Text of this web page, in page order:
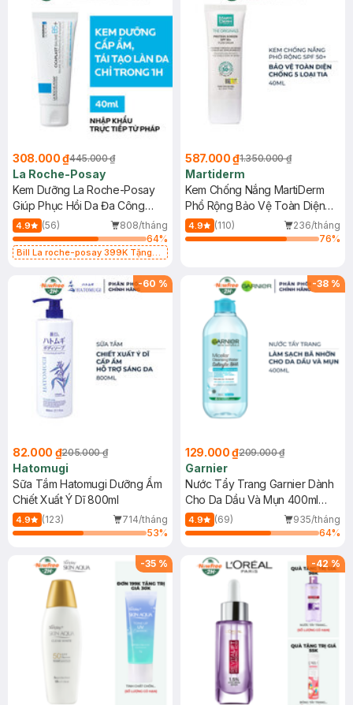
308.000 ₫445.000 ₫
La Roche-Posay
Kem Dưỡng La Roche-Posay
Giúp Phục Hồi Da Đa Công
Dụng 40ml
4.9 (56)
808/tháng
64%
Bill La roche-posay 399K Tặng
(SL có hạn)
587.000 ₫1.350.000 ₫
Martiderm
Kem Chống Nắng MartiDerm
Phổ Rộng Bảo Vệ Toàn Diện
40ml
4.9 (110)
236/tháng
76%
-60 %
82.000 ₫205.000 ₫
Hatomugi
Sữa Tắm Hatomugi Dưỡng Ẩm
Chiết Xuất Ý Dĩ 800ml
4.9 (123)
714/tháng
53%
-38 %
129.000 ₫209.000 ₫
Garnier
Nước Tẩy Trang Garnier Dành
Cho Da Dầu Và Mụn 400ml
(Mới)
4.9 (69)
935/tháng
64%
-35 % -42 %